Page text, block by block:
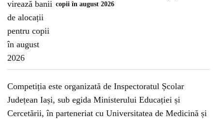
copii în august 2026
Competiția este organizată de Inspectoratul Școlar
Județean Iași, sub egida Ministerului Educației și
Cercetării, în parteneriat cu Universitatea de Medicină și